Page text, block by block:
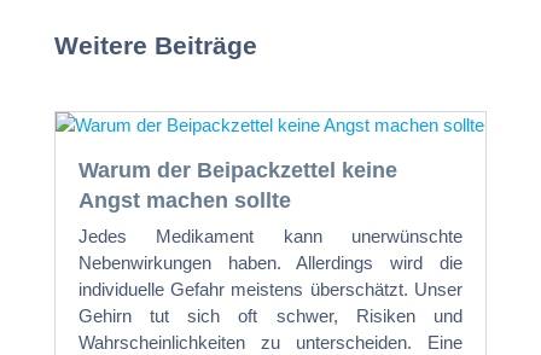
Weitere Beiträge
Warum der Beipackzettel keine
Angst machen sollte
Jedes Medikament kann unerwünschte
Nebenwirkungen haben. Allerdings wird die
individuelle Gefahr meistens überschätzt. Unser
Gehirn tut sich oft schwer, Risiken und
Wahrscheinlichkeiten zu unterscheiden. Eine